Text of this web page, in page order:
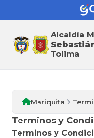
Alcaldía
Tolima
Mariquita
Terminos y
​Terminos y